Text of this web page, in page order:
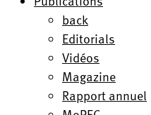
back
Editorials
Vidéos
Magazine
Rapport annuel